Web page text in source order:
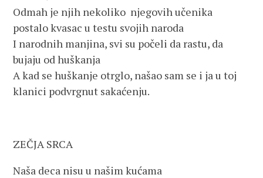
Odmah je njih nekoliko njegovih učenika
postalo kvasac u testu svojih naroda
I narodnih manjina, svi su počeli da rastu, da
bujaju od huškanja
A kad se huškanje otrglo, našao sam se i ja u toj
klanici podvrgnut sakaćenju.
ZEČJA SRCA
Naša deca nisu u našim kućama